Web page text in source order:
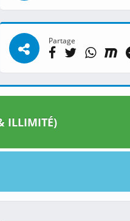
Partage
ILLIMITÉ)